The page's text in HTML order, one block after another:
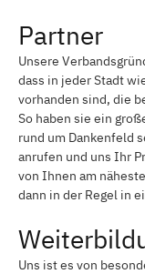
Partner
Unsere
dass in jeder Stadt
vorhanden sind, die
So haben sie ein
rund um Dankenfeld
anrufen und uns Ihr
von Ihnen am
dann in der Regel in
Uns ist es von